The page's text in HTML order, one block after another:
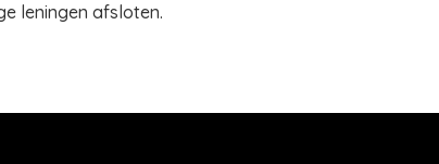
leningen afsloten.